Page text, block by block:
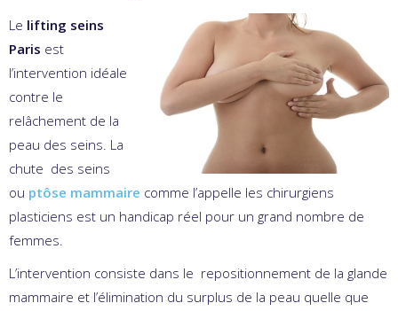
Le lifting seins
Paris est
l’intervention idéale
contre le
relâchement de la
peau des seins. La
chute des seins
ou ptôse mammaire comme l’appelle les chirurgiens
plasticiens est un handicap réel pour un grand nombre de
femmes.
L’intervention consiste dans le repositionnement de la glande
mammaire et l’élimination du surplus de la peau quelle que